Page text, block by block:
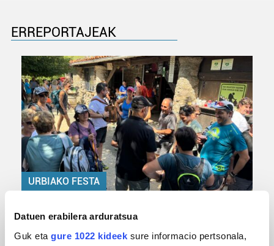
Datuen erabilera arduratsua
Guk eta gure 1022 kideek sure informacio pertsonala,
ERREPORTAJEAK
URBIAKO FESTA